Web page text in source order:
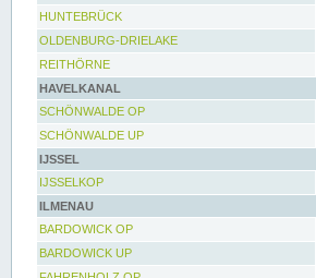
HUNTEBRÜCK
OLDENBURG-DRIELAKE
REITHÖRNE
HAVELKANAL
SCHÖNWALDE OP
SCHÖNWALDE UP
IJSSEL
IJSSELKOP
ILMENAU
BARDOWICK OP
BARDOWICK UP